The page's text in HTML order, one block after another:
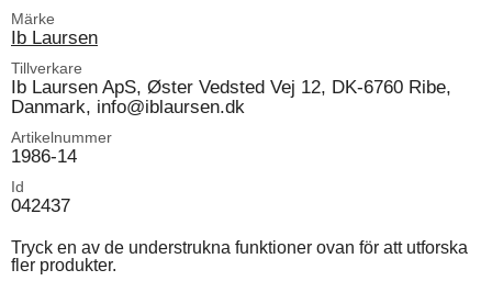
Märke
Ib Laursen
Tillverkare
Ib Laursen ApS, Øster Vedsted Vej 12, DK-6760 Ribe,
Danmark, info@iblaursen.dk
Artikelnummer
1986-14
Id
042437
Tryck en av de understrukna funktioner ovan för att utforska
fler produkter.